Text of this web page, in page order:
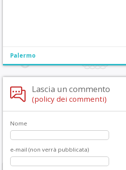
Palermo
Lascia un commento
(policy dei commenti)
Nome
e-mail (non verrà pubblicata)